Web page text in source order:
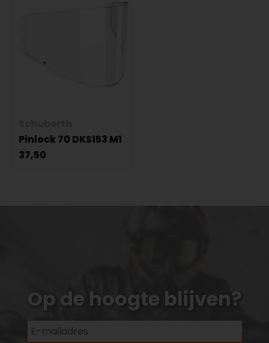
Pinlock 70 DKS153 M1
37,50
Op de hoogte blijven?